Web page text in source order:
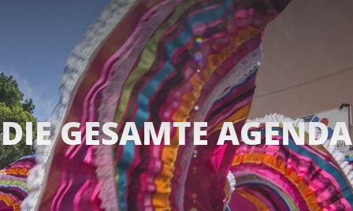
DIE GESAMTE AGENDA